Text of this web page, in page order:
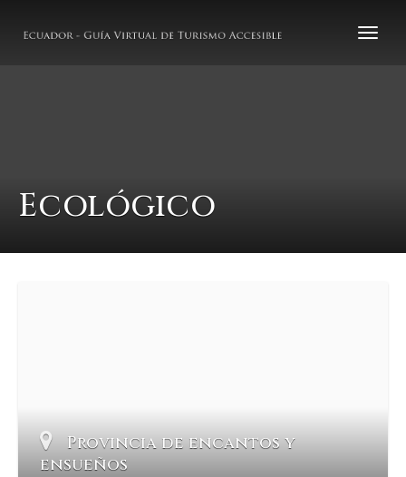
Ecológico
Provincia de encantos y
ensueños